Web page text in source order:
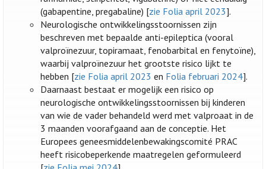
(gabapentine, pregabaline) [zie Folia april 2023].
Neurologische ontwikkelingsstoornissen zijn
beschreven met bepaalde anti-epileptica (vooral
valproïnezuur, topiramaat, fenobarbital en fenytoïne),
waarbij valproïnezuur het grootste risico lijkt te
hebben [zie Folia april 2023 en Folia februari 2024].
Daarnaast bestaat er mogelijk een risico op
neurologische ontwikkelingsstoornissen bij kinderen
van wie de vader behandeld werd met valproaat in de
3 maanden voorafgaand aan de conceptie. Het
Europees geneesmiddelenbewakingscomité PRAC
heeft risicobeperkende maatregelen geformuleerd